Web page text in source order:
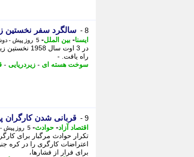
8 - سالگرد سفر
ایسنا- بین الملل- 5 روز پیش - دوشنبه 12 مرداد 1405، 02:00
در 3 اوت
راه یافت. -
سوخت هسته ای - زیردریایی -
9 - قربانی شدن کارگران
اقتصاد آزاد- حوادث- 5 روز پیش - یکشنبه 11 مرداد 1405، 17:07
تکرار حوادث مرگبار برای
اعتراضات کارگری را در کره
برای فرار از فشارها،